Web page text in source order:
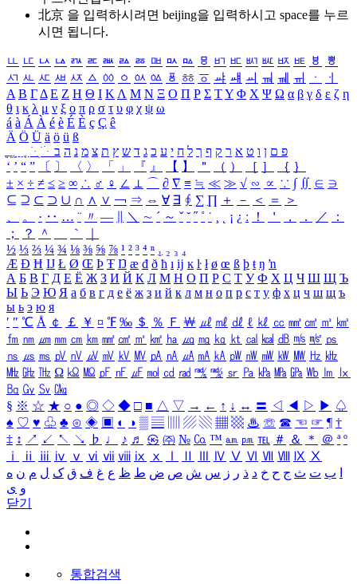
北京 을 입력하시려면 beijing을 입력하시고 space를 누르
시면 됩니다.
ㅥ ㅦ ㅧ ㅨ ㅩ ㅪ ㅫ ㅬ ㅭ ㅮ ㅯ ㅰ ㅱ ㅲ ㅳ ㅴ ㅵ ㅶ ㅷ ㅸ
ㅹ
ㅺ ㅻ ㅼ ㅽ ㅾ ㅿ ㆀ ㆁ ㆂ ㆃ ㆄ ㆅ ㆆ ㆇ ㆈ ㆉ ㆊ ㆋ ㆌ ㆍ
ㆎ
Α Β ΓΔ Ε Ζ Η Θ Ι ΚΛ Μ Ν Ξ Ο Π Ρ Σ ΤΥ Φ Χ Ψ Ω α β γ δ ε ζ η
θ ι κ λ μ ν ξ ο π ρ σ τ υ φ χ ψ ω
á à Á À é è É È ç Ç ê
Ä Ö Ü ä ö ü ß
ִֶֹ ֻּ ׁׂ פ ם ן ו ט א ר ק ף ך ל ח י ע כ ג ד ש ץ ת צ מ נ ה ב
‘ ’ “ ” 〔 〕 〈 〉 「 」 『 』 【 】 ＂ （ ） ［ ］ ｛ ｝
± × ÷ ≠ ≤ ≥ ∞ ∴ ♂ ♀ ∠ ⊥ ⌒ ∂ ∇ ≡ ≒ ≪ ≫ √ ∽ ∝ ∵ ∫ ∬ ∈ ∋
⊆ ⊇ ⊂ ⊃ ∪ ∩ ∧ ∨ ￢ ⇒ ⇔ ∀ ∃ ∮ ∑ ∏ ＋ － ＜ ＝
＞
、
。 · ‥ … ¨ 〃 ― ＼ ∼ ´ ～ ˇ ˘ ˝ ˚ ˙ ¸ ¡ ¿ ː ！ ＇ ， ． ／
：
；
？ ＾ ｀
½ ⅓ ⅔ ¼ ¾ ⅛ ⅜ ⅝ ⅞ ¹ ² ³ ⁴ ⁿ ₁ ₂ ₃ ₄
Æ Ð Ħ Ĳ Ł Ø Œ Þ Ŧ Ŋ æ đ ð ħ ı ĳ ĸ ŀ ł ø œ ß þ ŧ ŋ ŉ
А Б В Г Д Е Ё Ж З И Й К Л М Н О П Р С Т У Ф Х Ц Ч Ш Щ Ъ
Ы Ь Э Ю Я а б в г д е ё ж з и й к л м н о п р с т у ф х ц ч ш щ ъ
ы ь э ю я
′ ″ ℃ Å ￠ ￡ ￥ ¤ ℉ ‰ ＄ ％ Ｆ ￦ ㎕ ㎖ ㎗ ℓ ㎘ ㏄ ㎣ ㎤ ㎥ ㎦
㎙ ㎚ ㎛ ㎜ ㎝ ㎞ ㎟ ㎠ ㎡ ㎢ ㏊ ㎍ ㎎ ㎏ ㏏ ㎈ ㎉ ㏈ ㎧ ㎨ ㎰
㎱ ㎲ ㎳ ㎴ ㎵ ㎶ ㎷ ㎸ ㎹ ㎀ ㎁ ㎂ ㎃ ㎄ ㎺ ㎻ ㎽ ㎾ ㎿ ㎐ ㎑
㎒ ㎓ ㎔ Ω ㏀ ㏁ ㎊ ㎋ ㎌ ㏖ ㏅ ㎭ ㎮ ㎯ ㏛ ㎩ ㎪ ㎫ ㎬ ㏝ ㏐
㏓
㏃ ㏉ ㏜ ㏆
§ ※ ☆ ★ ○ ● ◎ ◇ ◆ □ ■ △ ▽ → ← ↑ ↓ ↔ 〓 ◁ ◀ ▷ ▶ ♤
♠ ♡ ♥ ♧ ♣ ⊙ ◈ ▣ ◐ ◑ ▒ ▤ ▨ ▧ ▦ ▩ ♨ ☏ ☎ ☜ ☞ ¶ †
‡ ↕ ↗ ↙ ↖ ↘ ♭ ♩ ♪ ♬ ㉿ ㈜ № ㏇ ™ ㏂ ㏘ ℡ ＃ ＆ ＊ ＠ ª º
ⅰ
ⅱ ⅲ ⅳ ⅴ ⅵ ⅶ ⅷ ⅸ ⅹ Ⅳ Ⅴ Ⅵ Ⅶ Ⅷ Ⅸ Ⅹ
ب ت ث ج ح خ د ذ ر ز س ش ص ض ط ظ ع غ ف ق ک ل م ن ه
و ی
닫기
통합검색